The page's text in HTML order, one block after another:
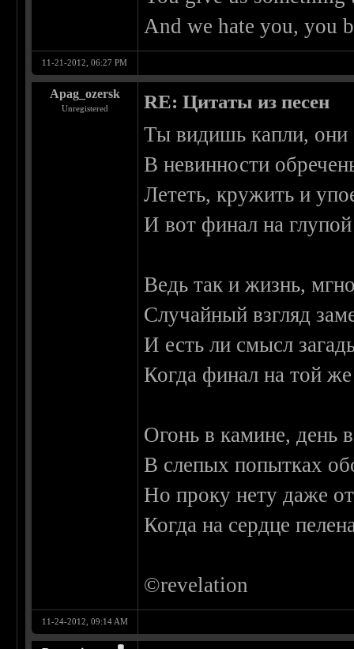
And we hate you, you
11-21-2012, 06:27 PM
Apag_ozersk
Unregistered RE: Цитаты из песен
Ты видишь капли,
В невинности
Лететь, кружить и
И вот финал на
Ведь так и жизнь,
Случайный взгляд
И есть ли смысл
Когда финал на той
Огонь в камине, день
В слепых попытках
Но проку нету даже
Когда на сердце
©revelation
11-24-2012, 09:14 AM